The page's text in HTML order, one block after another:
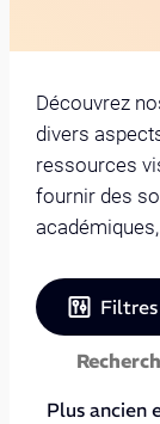
Découvrez
divers
ressources
fournir des
Filtres
Plus ancien